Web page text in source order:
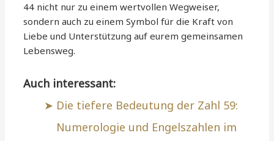
44 nicht nur zu einem wertvollen Wegweiser,
sondern auch zu einem Symbol für die Kraft von
Liebe und Unterstützung auf eurem gemeinsamen
Lebensweg.
Auch interessant:
Die tiefere Bedeutung der Zahl 59:
Numerologie und Engelszahlen im